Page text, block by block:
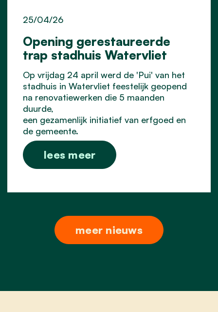
Opening gerestaureerde
trap stadhuis Watervliet
25/04/26
Op vrijdag 24 april werd de 'Pui' van het
stadhuis in Watervliet feestelijk geopend
na renovatiewerken die 5 maanden
duurde,
een gezamenlijk initiatief van erfgoed en
de gemeente.
lees meer
meer nieuws